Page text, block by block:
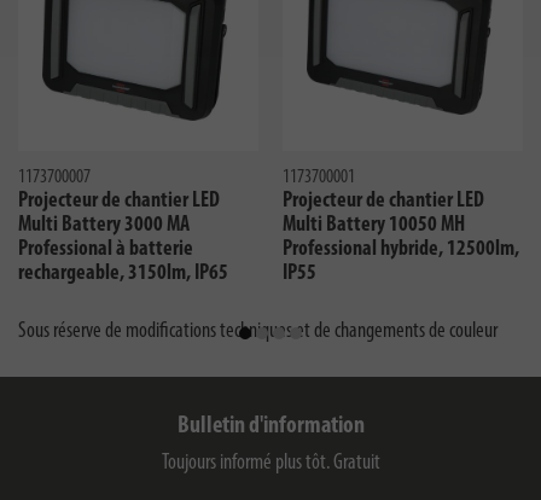
1173700007
Projecteur de chantier LED
Multi Battery 3000 MA
Professional à batterie
rechargeable, 3150lm, IP65
1173700001
Projecteur de chantier LED
Multi Battery 10050 MH
Professional hybride, 12500lm,
IP55
Sous réserve de modifications techniques et de changements de couleur
Bulletin d'information
Toujours informé plus tôt. Gratuit